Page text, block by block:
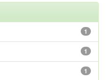
1
1
1